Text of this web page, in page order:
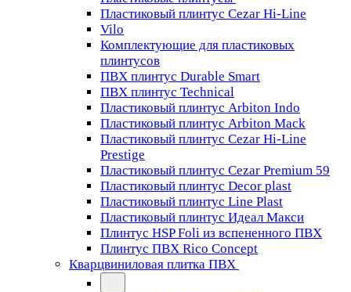
Пластиковый плинтус Cezar Hi-Line
Vilo
Комплектующие для пластиковых
плинтусов
ПВХ плинтус Durable Smart
ПВХ плинтус Technical
Пластиковый плинтус Arbiton Indo
Пластиковый плинтус Arbiton Mack
Пластиковый плинтус Cezar Hi-Line
Prestige
Пластиковый плинтус Cezar Premium 59
Пластиковый плинтус Decor plast
Пластиковый плинтус Line Plast
Пластиковый плинтус Идеал Макси
Плинтус HSP Foli из вспененного ПВХ
Плинтус ПВХ Rico Concept
Кварцвиниловая плитка ПВХ